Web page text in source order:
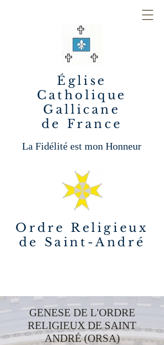
Église
Catholique
Gallicane
de France
Ordre Religieux
de Saint-André
La Fidélité est mon Honneur
GENESE DE L'ORDRE
RELIGIEUX DE SAINT
ANDRÉ (ORSA)